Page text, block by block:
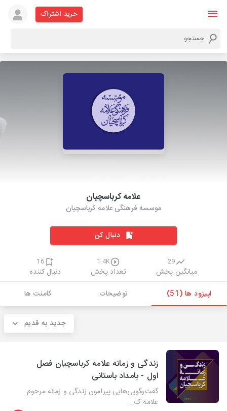
خرید اشتراک
علامه کرباسچیان
موسسه فرهنگی علامه کرباسچیان
دنبال کن
29
میانگین پخش
1.4K
تعداد پخش
16
دنبال کننده
اپیزود ها (51)
توضیحات کامنت ها
جدید به قدیم
زندگی و زمانه علامه کرباسچیان فصل
اول - بامداد باستانی
گفت‌وگویی‌هایی پیرامون زندگی و زمانه مرحوم
علامه ک...